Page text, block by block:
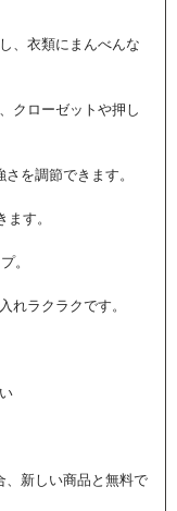
、衣類にまんべんな
クローゼットや押し
を調節できます。
す。
。
れラクラクです。
、新しい商品と無料で